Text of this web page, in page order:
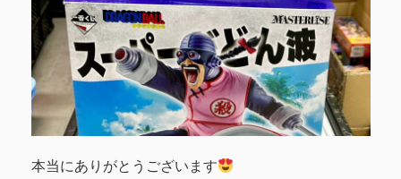
本当にありがとうございます